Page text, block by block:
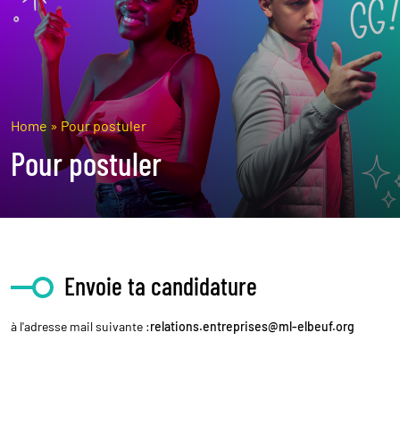
Home » Pour postuler
Pour postuler
Envoie ta candidature
à l'adresse mail suivante :relations.entreprises@ml-elbeuf.org